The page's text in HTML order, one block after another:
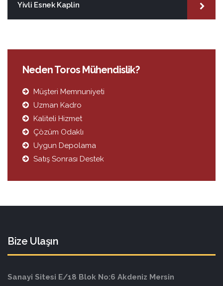
Yivli Esnek Kaplin
Neden Toros Mühendislik?
Müşteri Memnuniyeti
Uzman Kadro
Kaliteli Hizmet
Çözüm Odaklı
Uygun Depolama
Satış Sonrası Destek
Bize Ulaşın
Sanayi Sitesi E/18 Blok No:6 Akdeniz Mersin